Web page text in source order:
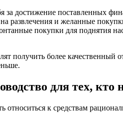
за достижение поставленных
развлечения и желанные
покупки для поднятия
получить более
для тех, кто
относиться к средствам